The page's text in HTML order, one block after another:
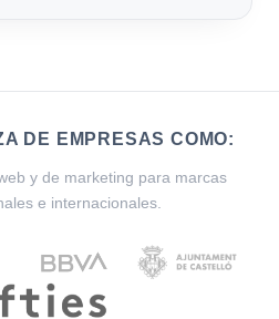
DE EMPRESAS COMO:
y de marketing para marcas
e internacionales.